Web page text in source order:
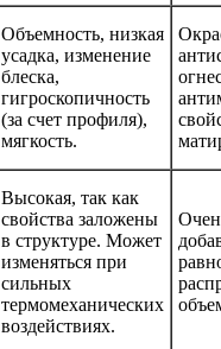
Объемность, низкая
усадка, изменение
блеска,
гигроскопичность
(за счет профиля),
мягкость.
Высокая, так как
свойства заложены
в структуре. Может
изменяться при
сильных
термомеханических
воздействиях.